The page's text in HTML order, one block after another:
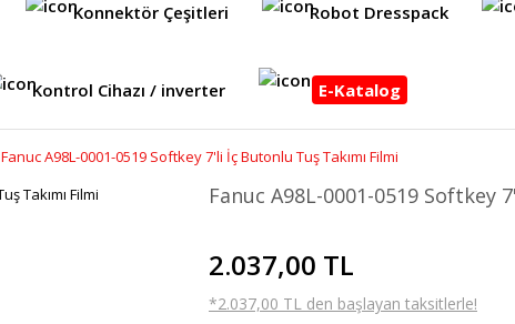
Konnektör Çeşitleri Robot Dresspack
Kontrol Cihazı / inverter E-Katalog
Fanuc A98L-0001-0519 Softkey 7'li İç Butonlu Tuş Takımı Filmi
Fanuc A98L-0001-0519 Softkey
2.037,00 TL
*2.037,00 TL den başlayan taksitlerle!